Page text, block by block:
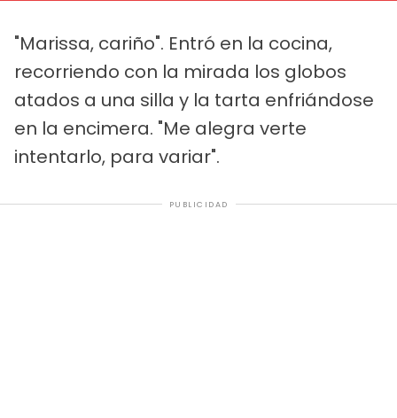
"Marissa, cariño". Entró en la cocina,
recorriendo con la mirada los globos
atados a una silla y la tarta enfriándose
en la encimera. "Me alegra verte
intentarlo, para variar".
PUBLICIDAD